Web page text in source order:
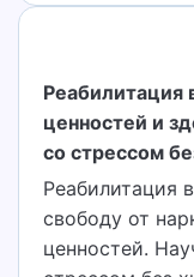
Реабилитация
ценностей и
со стрессом
Реабилитация
свободу от
ценностей.